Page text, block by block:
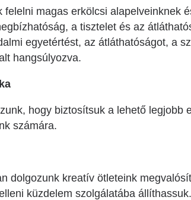
felelni magas erkölcsi alapelveinknek
a tisztelet és az
egyetértést, az átláthatóságot, a
hangsúlyozva.
hogy biztosítsuk a lehető
számára.
dolgozunk kreatív ötleteink
küzdelem szolgálatába állíthassuk.